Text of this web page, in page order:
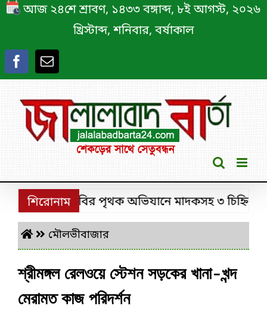
Skip
content
আজ ২৪শে শ্রাবণ, ১৪৩৩ বঙ্গাব্দ, ৮ই আগস্ট, ২০২৬
খ্রিস্টাব্দ, শনিবার, বর্ষাকাল
শিরোনাম
শ্রীমঙ্গলে ডিবির পৃথক অভিযানে মাদকসহ ৩ চিহ্নিত মাদক
মৌলভীবাজার
শ্রীমঙ্গল রেলওয়ে স্টেশন সড়কের খানা-খন্দ
মেরামত কাজ পরিদর্শন